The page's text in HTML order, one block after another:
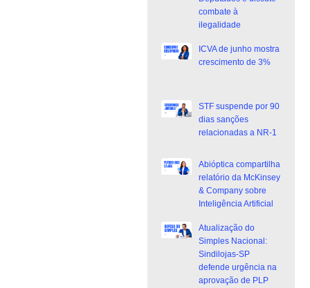
combate à
ilegalidade
ICVA de junho mostra
crescimento de 3%
STF suspende por 90
dias sanções
relacionadas a NR-1
Abióptica compartilha
relatório da McKinsey
& Company sobre
Inteligência Artificial
Atualização do
Simples Nacional:
Sindilojas-SP
defende urgência na
aprovação de PLP